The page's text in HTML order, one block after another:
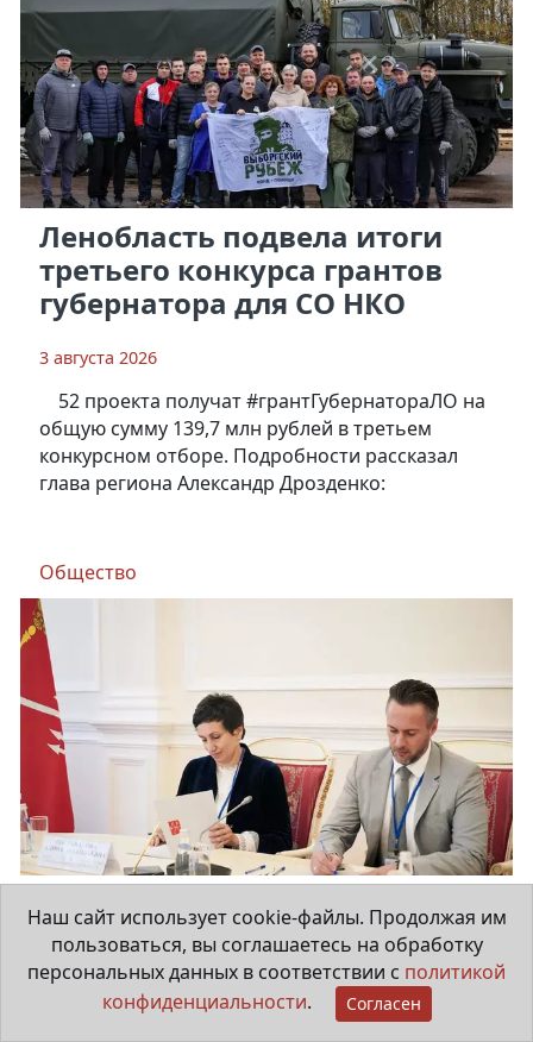
Ленобласть подвела итоги
третьего конкурса грантов
губернатора для СО НКО
3 августа 2026
52 проекта получат #грантГубернатораЛО на
общую сумму 139,7 млн рублей в третьем
конкурсном отборе. Подробности рассказал
глава региона Александр Дрозденко:
Общество
Ленобласть повышает
производительность труда в
ЖКХ
Наш сайт использует cookie-файлы. Продолжая им
пользоваться, вы соглашаетесь на обработку
персональных данных в соответствии с политикой
конфиденциальности. Согласен